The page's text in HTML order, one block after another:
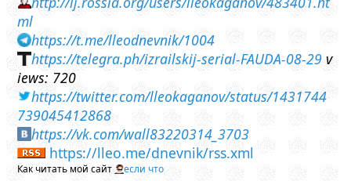
ml
https://t.me/lleodnevnik/1004
https://telegra.ph/izrailskij-serial-FAUDA-08-29 v
iews: 720
https://twitter.com/lleokaganov/status/1431744
739045412868
https://vk.com/wall83220314_3703
https://lleo.me/dnevnik/rss.xml
Как читать мой сайт если что